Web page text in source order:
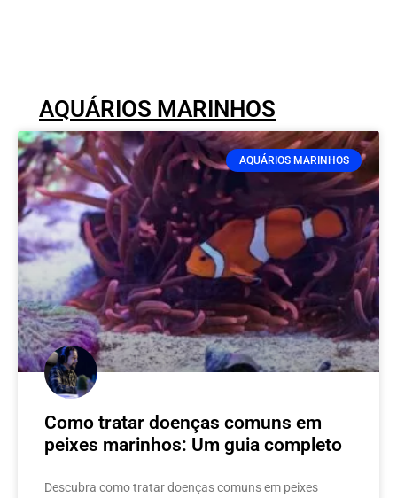
AQUÁRIOS MARINHOS
AQUÁRIOS MARINHOS
Como tratar doenças comuns em
peixes marinhos: Um guia completo
Descubra como tratar doenças comuns em peixes